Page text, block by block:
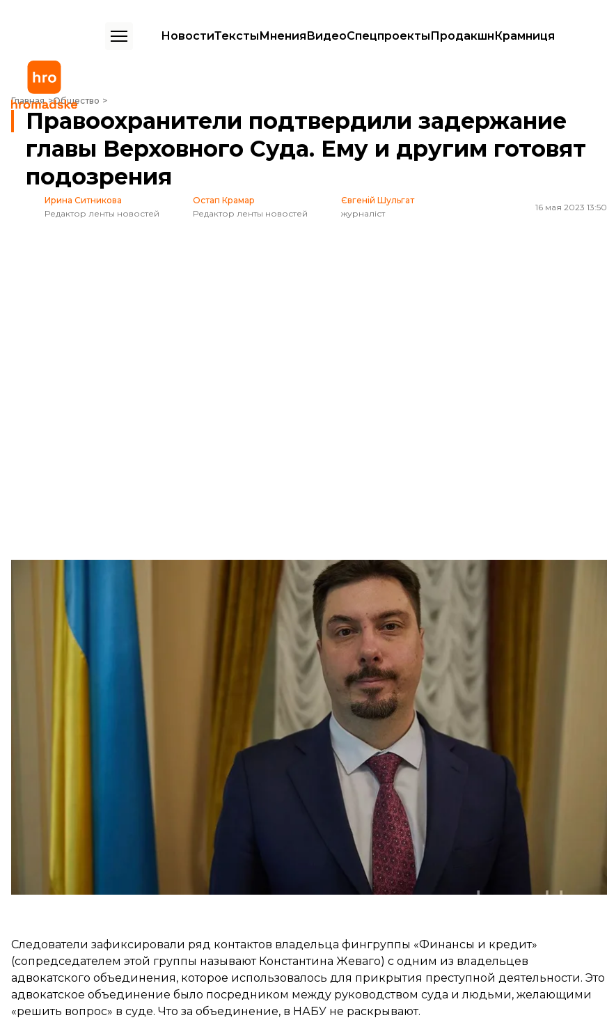
НовостиТекстыМненияВидеоСпецпроектыПродакшнКрамниця
Главная Общество
Правоохранители подтвердили задержание главы Верховного Суда. Ему и другим готовят подозрения
Правоохранители подтвердили задержание
главы Верховного Суда. Ему и другим готовят
подозрения
Ирина Ситникова
Редактор ленты новостей
Остап Крамар
Редактор ленты новостей
Євгеній Шульгат
журналіст
16 мая 2023 13:50
Всеволод Князев, глава Верховного Суда и член Высшего совета правосудия, который может привлекать к ответственности,
отстранять и увольнять судей
Александр Хоменко / hromadske
Правоохранители подтвердили задержание главы Верховного Суда Всеволода Князева по делу о
получении взяток. Уже задержаны два человека, но проверяют причастность других.
Правоохранители готовят подозрения фигурантам.
Об этом рассказали на
руководителей Национального антикоррупционного бюро и
Специализированной антикоррупционной прокуратуры.
Что выяснилось?
Правоохранители получили информацию о деятельности преступной группировки в судейской
ветви власти и существовании так называемого бэк-офиса, связанного с деятельностью ВС.
Следователи зафиксировали ряд контактов владельца фингруппы «Финансы и кредит»
(сопредседателем этой группы называют Константина Жеваго) с одним из владельцев
адвокатского объединения, которое использовалось для прикрытия преступной деятельности. Это
адвокатское объединение было посредником между руководством суда и людьми, желающими
«решить вопрос» в суде. Что за объединение, в НАБУ не раскрывают.